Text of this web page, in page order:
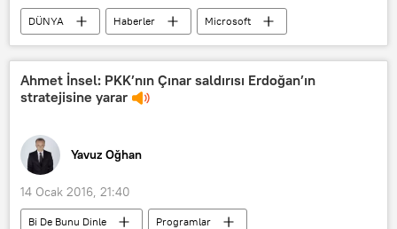
DÜNYA Haberler Microsoft
Ahmet İnsel: PKK’nın Çınar saldırısı Erdoğan’ın
stratejisine yarar
Yavuz Oğhan
14 Ocak 2016, 21:40
Bi De Bunu Dinle Programlar